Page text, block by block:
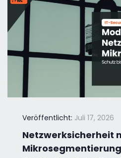
Veröffentlicht: Juli 17, 2026
Netzwerksicherheit